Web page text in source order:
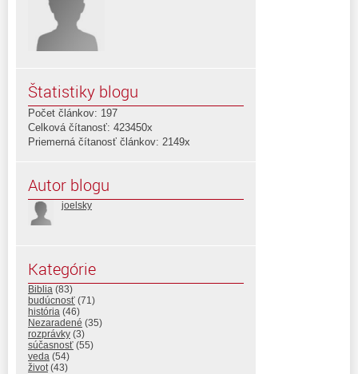
Štatistiky blogu
Počet článkov: 197
Celková čítanosť: 423450x
Priemerná čítanosť článkov: 2149x
Autor blogu
joelsky
Kategórie
Biblia (83)
budúcnosť (71)
história (46)
Nezaradené (35)
rozprávky (3)
súčasnosť (55)
veda (54)
život (43)